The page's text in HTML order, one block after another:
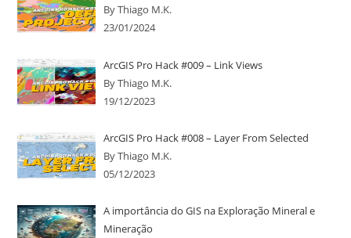
By Thiago M.K.
23/01/2024
ArcGIS Pro Hack #009 – Link Views
By Thiago M.K.
19/12/2023
ArcGIS Pro Hack #008 – Layer From Selected
By Thiago M.K.
05/12/2023
A importância do GIS na Exploração Mineral e
Mineração